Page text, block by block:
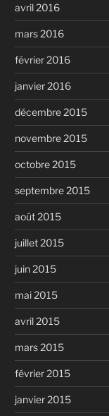
avril 2016
mars 2016
février 2016
janvier 2016
décembre 2015
novembre 2015
octobre 2015
septembre 2015
août 2015
juillet 2015
juin 2015
mai 2015
avril 2015
mars 2015
février 2015
janvier 2015